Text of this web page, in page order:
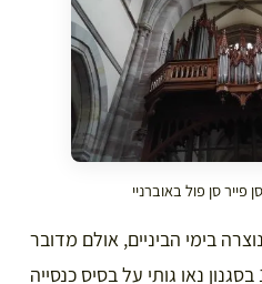
פייר סן פול באוברניי
בימי הביניים, אולם מדובר
בכנסייה שנבנתה בשנת 1872 בסגנון נאו גותי על בסיס כנסייה